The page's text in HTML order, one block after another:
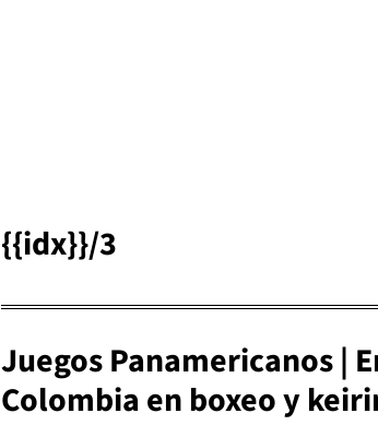
{{idx}}/3
Juegos Panamericanos |
Colombia en boxeo y